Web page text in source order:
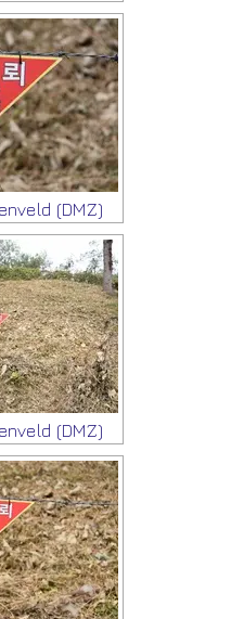
(DMZ)
(DMZ)